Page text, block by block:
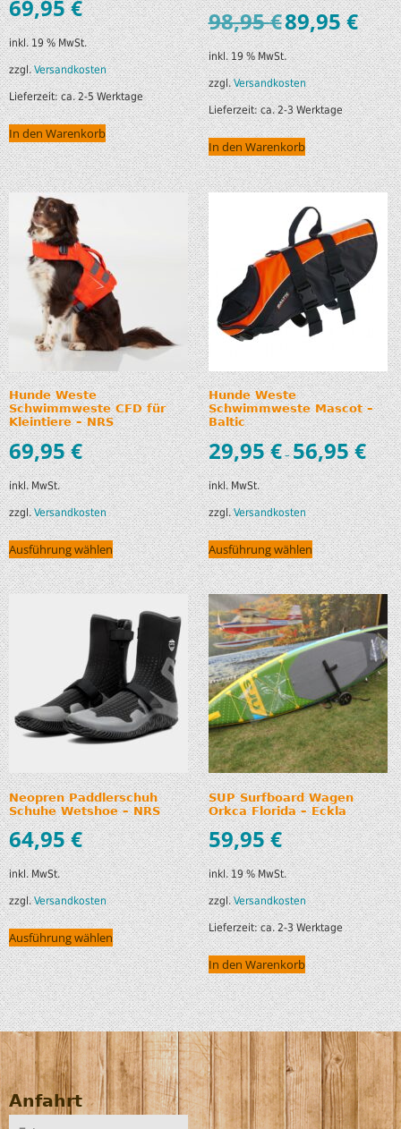
69,95€
inkl. 19 % MwSt.
zzgl.Versandkosten
Lieferzeit:ca. 2-5 Werktage
In den Warenkorb
98,95€89,95€
inkl. 19 % MwSt.
zzgl.Versandkosten
Lieferzeit:ca. 2-3 Werktage
In den Warenkorb
Hunde Weste
Schwimmweste CFD für
Kleintiere – NRS
69,95€
inkl. MwSt.
zzgl.Versandkosten
Ausführung wählen
Hunde Weste
Schwimmweste Mascot –
Baltic
29,95€–56,95€
inkl. MwSt.
zzgl.Versandkosten
Ausführung wählen
Neopren Paddlerschuh
Schuhe Wetshoe – NRS
64,95€
inkl. MwSt.
zzgl.Versandkosten
Ausführung wählen
SUP Surfboard Wagen
Orkca Florida – Eckla
59,95€
inkl. 19 % MwSt.
zzgl.Versandkosten
Lieferzeit:ca. 2-3 Werktage
In den Warenkorb
Anfahrt